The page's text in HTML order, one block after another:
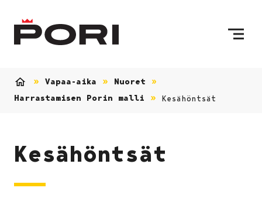
Vapaa-aika
Nuoret
Harrastamisen Porin malli
Kesähöntsät
Kesähöntsät